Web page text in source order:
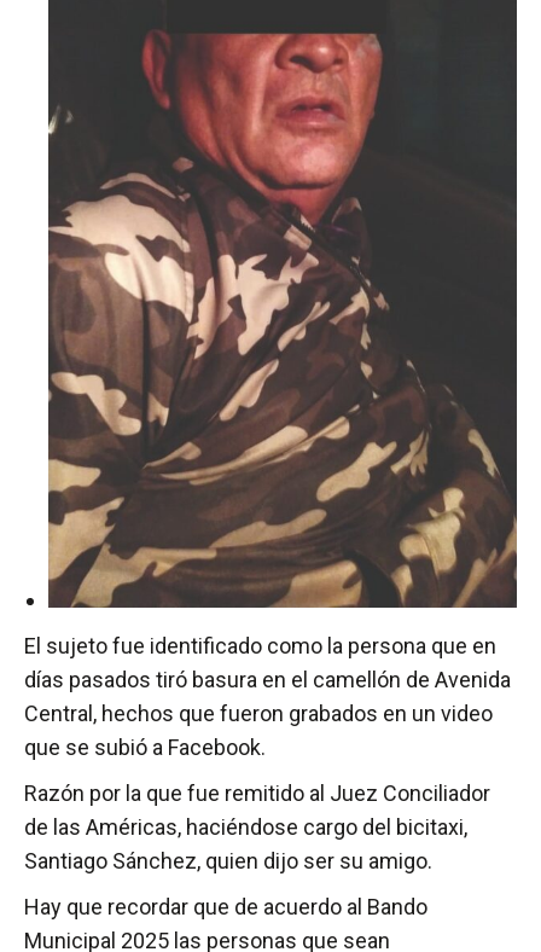
El sujeto fue identificado como la persona que en
días pasados tiró basura en el camellón de Avenida
Central, hechos que fueron grabados en un video
que se subió a Facebook.
Razón por la que fue remitido al Juez Conciliador
de las Américas, haciéndose cargo del bicitaxi,
Santiago Sánchez, quien dijo ser su amigo.
Hay que recordar que de acuerdo al Bando
Municipal 2025 las personas que sean